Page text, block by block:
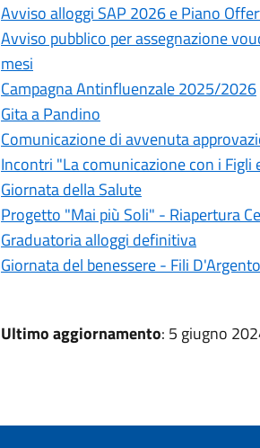
Avviso alloggi SAP 2026 e Piano
Avviso pubblico per assegnazione
mesi
Campagna Antinfluenzale 2025/2026
Gita a Pandino
Comunicazione di avvenuta
Incontri "La comunicazione con i Figli
Giornata della Salute
Progetto "Mai più Soli" - Riapertura
Graduatoria alloggi definitiva
Giornata del benessere - Fili
Ultimo aggiornamento: 5 giugno